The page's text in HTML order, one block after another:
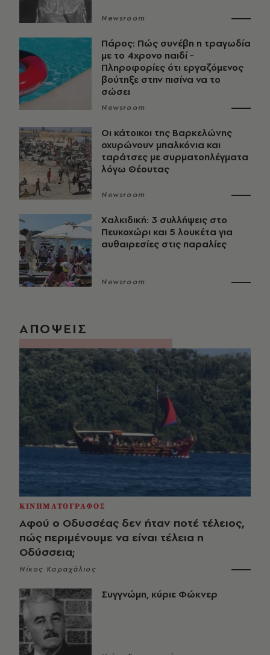
Newsroom
Πάρος: Πώς συνέβη η τραγωδία
με το 4χρονο παιδί -
Πληροφορίες ότι εργαζόμενος
βούτηξε στην πισίνα να το
σώσει
Newsroom
Οι κάτοικοι της Βαρκελώνης
οχυρώνουν μπαλκόνια και
ταράτσες με συρματοπλέγματα
λόγω Θέουτας
Newsroom
Χαλκιδική: 3 συλλήψεις στο
Πευκοχώρι και 5 λουκέτα για
αυθαιρεσίες στις παραλίες
Newsroom
ΑΠΟΨΕΙΣ
ΚΙΝΗΜΑΤΟΓΡΑΦΟΣ
Αφού ο Οδυσσέας δεν ήταν ποτέ τέλειος,
πώς περιμένουμε να είναι τέλεια η
Οδύσσεια;
Νίκος Καραχάλιος
Συγγνώμη, κύριε Φώκνερ